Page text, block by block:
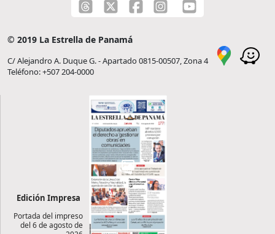
© 2019 La Estrella de Panamá
C/ Alejandro A. Duque G. - Apartado 0815-00507, Zona 4
Teléfono: +507 204-0000
Edición Impresa
Portada del impreso
del 6 de agosto de